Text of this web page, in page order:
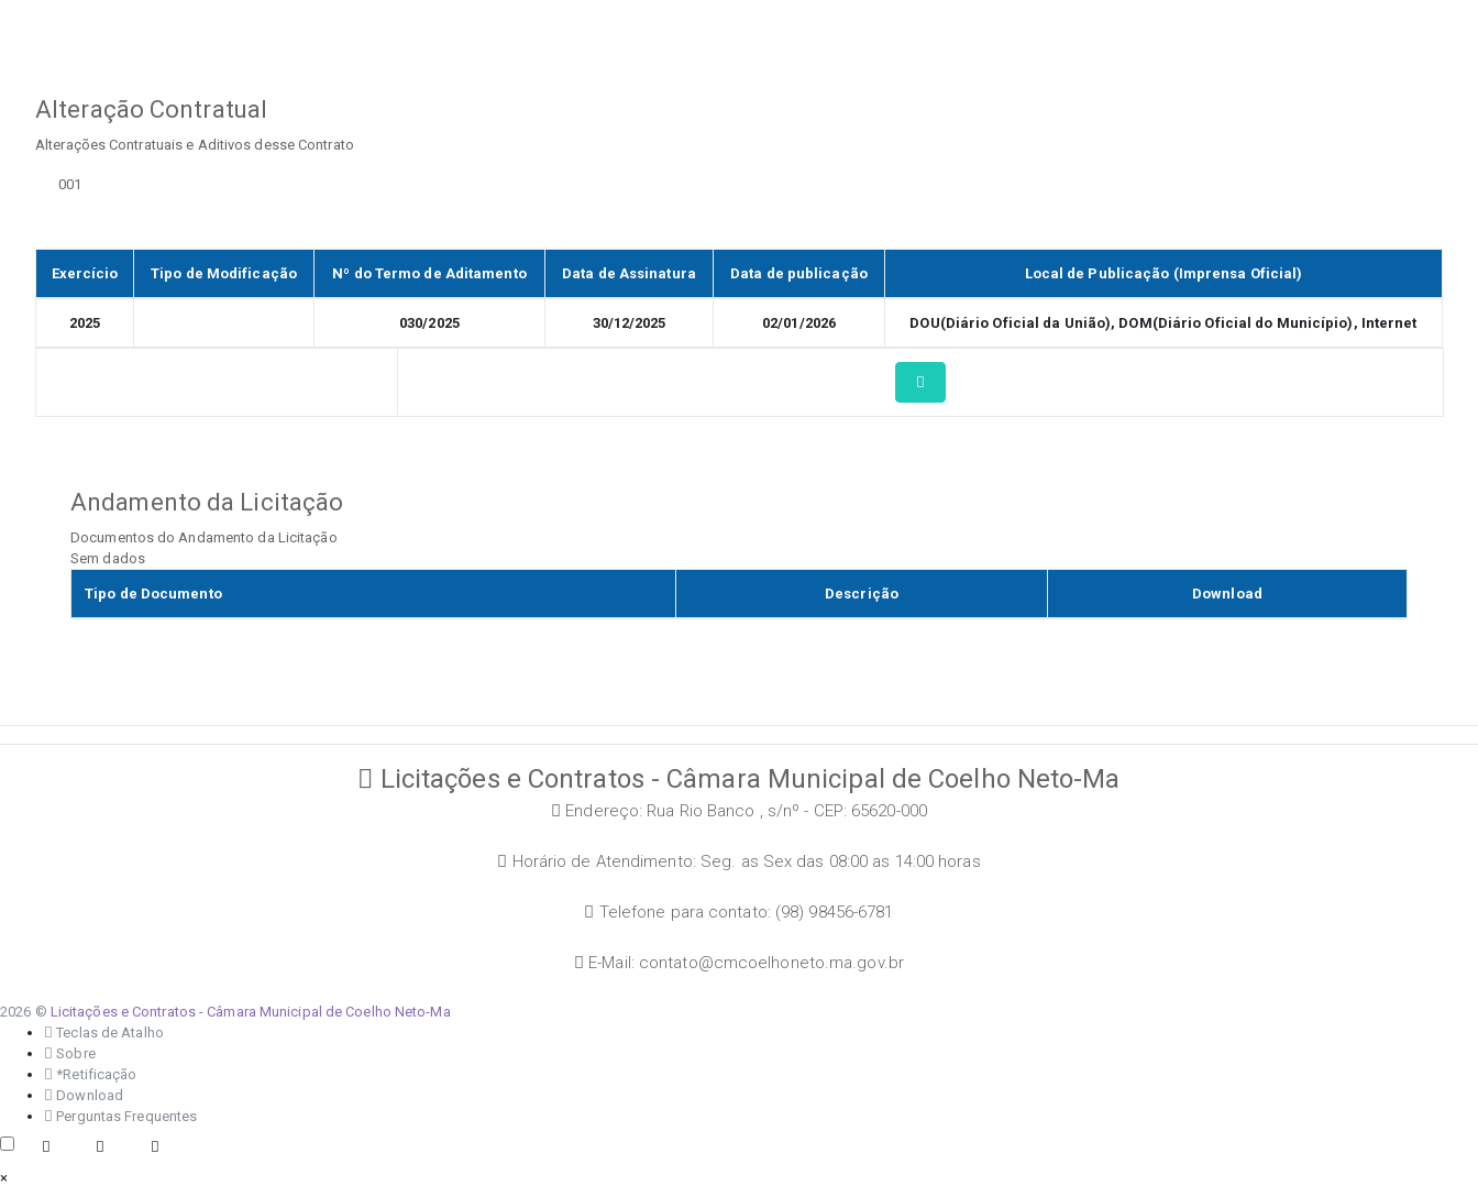
Alteração Contratual
Alterações Contratuais e Aditivos desse Contrato
001
Exercício Tipo de Modificação Nº do Termo de Aditamento Data de Assinatura Data de publicação Local de Publicação (Imprensa Oficial)
2025 030/2025 30/12/2025 02/01/2026 DOU(Diário Oficial da União), DOM(Diário Oficial do Município), Internet
Andamento da Licitação
Documentos do Andamento da Licitação
Sem dados
Tipo de Documento Descrição Download
Licitações e Contratos - Câmara Municipal de Coelho Neto-Ma
Endereço: Rua Rio Banco , s/nº - CEP: 65620-000
Horário de Atendimento: Seg. as Sex das 08:00 as 14:00 horas
Telefone para contato: (98) 98456-6781
E-Mail: contato@cmcoelhoneto.ma.gov.br
2026 © Licitações e Contratos - Câmara Municipal de Coelho Neto-Ma
Teclas de Atalho
Sobre
*Retificação
Download
Perguntas Frequentes
×